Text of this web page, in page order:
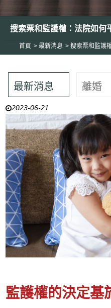
搜索票和監護權：法院如何
首頁 最新消息 搜索票和監護
最新消息 離婚
2023-06-21
監護權的決定基